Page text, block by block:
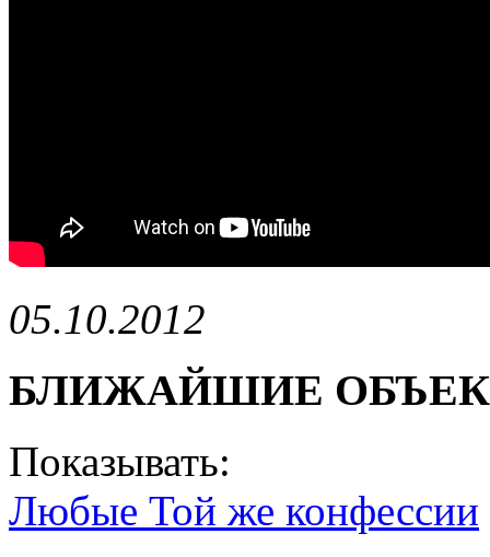
05.10.2012
БЛИЖАЙШИЕ
Показывать:
Любые Той же конфессии